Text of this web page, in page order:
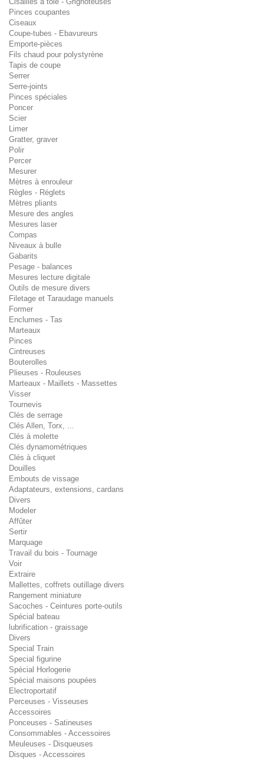
Pinces coupantes
Ciseaux
Coupe-tubes - Ebavureurs
Emporte-pièces
Fils chaud pour polystyrène
Tapis de coupe
Serrer
Serre-joints
Pinces spéciales
Poncer
Scier
Limer
Gratter, graver
Polir
Percer
Mesurer
Mètres à enrouleur
Règles - Réglets
Mètres pliants
Mesure des angles
Mesures laser
Compas
Niveaux à bulle
Gabarits
Pesage - balances
Mesures lecture digitale
Outils de mesure divers
Filetage et Taraudage manuels
Former
Enclumes - Tas
Marteaux
Pinces
Cintreuses
Bouterolles
Plieuses - Rouleuses
Marteaux - Maillets - Massettes
Visser
Tournevis
Clés de serrage
Clés Allen, Torx, ...
Clés à molette
Clés dynamométriques
Clés à cliquet
Douilles
Embouts de vissage
Adaptateurs, extensions, cardans
Divers
Modeler
Affûter
Sertir
Marquage
Travail du bois - Tournage
Voir
Extraire
Mallettes, coffrets outillage divers
Rangement miniature
Sacoches - Ceintures porte-outils
Spécial bateau
lubrification - graissage
Divers
Special Train
Special figurine
Spécial Horlogerie
Spécial maisons poupées
Electroportatif
Perceuses - Visseuses
Accessoires
Ponceuses - Satineuses
Consommables - Accessoires
Meuleuses - Disqueuses
Disques - Accessoires